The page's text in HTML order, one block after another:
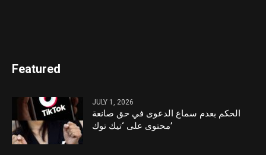
Featured
JULY 1, 2026
الحكم بعدم سماع الدعوى في حق صانعة
محتوى على ‘تيك توك’